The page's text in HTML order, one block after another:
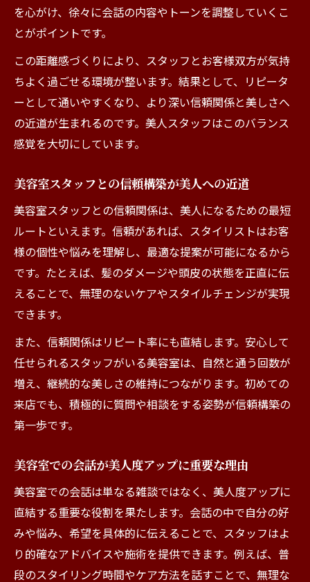
を心がけ、徐々に会話の内容やトーンを調整していくこ
とがポイントです。
この距離感づくりにより、スタッフとお客様双方が気持
ちよく過ごせる環境が整います。結果として、リピータ
ーとして通いやすくなり、より深い信頼関係と美しさへ
の近道が生まれるのです。美人スタッフはこのバランス
感覚を大切にしています。
美容室スタッフとの信頼構築が美人への近道
美容室スタッフとの信頼関係は、美人になるための最短
ルートといえます。信頼があれば、スタイリストはお客
様の個性や悩みを理解し、最適な提案が可能になるから
です。たとえば、髪のダメージや頭皮の状態を正直に伝
えることで、無理のないケアやスタイルチェンジが実現
できます。
また、信頼関係はリピート率にも直結します。安心して
任せられるスタッフがいる美容室は、自然と通う回数が
増え、継続的な美しさの維持につながります。初めての
来店でも、積極的に質問や相談をする姿勢が信頼構築の
第一歩です。
美容室での会話が美人度アップに重要な理由
美容室での会話は単なる雑談ではなく、美人度アップに
直結する重要な役割を果たします。会話の中で自分の好
みや悩み、希望を具体的に伝えることで、スタッフはよ
り的確なアドバイスや施術を提供できます。例えば、普
段のスタイリング時間やケア方法を話すことで、無理な